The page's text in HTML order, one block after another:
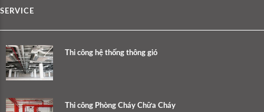
SERVICE
Thi công hệ thống thông gió
Thi công Phòng Cháy Chữa Cháy